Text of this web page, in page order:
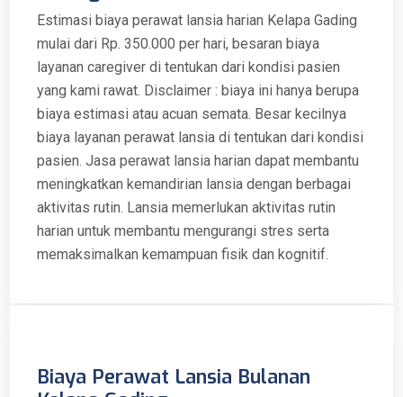
Estimasi biaya perawat lansia harian Kelapa Gading
mulai dari Rp. 350.000 per hari, besaran biaya
layanan caregiver di tentukan dari kondisi pasien
yang kami rawat. Disclaimer : biaya ini hanya berupa
biaya estimasi atau acuan semata. Besar kecilnya
biaya layanan perawat lansia di tentukan dari kondisi
pasien. Jasa perawat lansia harian dapat membantu
meningkatkan kemandirian lansia dengan berbagai
aktivitas rutin. Lansia memerlukan aktivitas rutin
harian untuk membantu mengurangi stres serta
memaksimalkan kemampuan fisik dan kognitif.
Biaya Perawat Lansia Bulanan